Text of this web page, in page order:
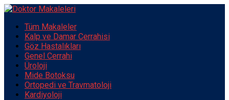
Tüm Makaleler
Kalp ve Damar Cerrahisi
Göz Hastalıkları
Genel Cerrahi
Üroloji
Mide Botoksu
Ortopedi ve Travmatoloji
Kardiyoloji